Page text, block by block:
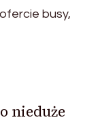
busy,
nieduże